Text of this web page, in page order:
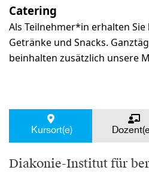
Catering
Als Teilnehmer*in erhalten
Getränke und Snacks.
beinhalten zusätzlich unsere
Kursort(e)
Diakonie-Institut für